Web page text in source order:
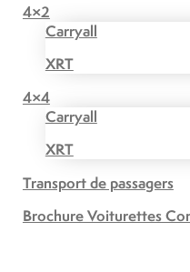
4×2
Carryall
XRT
4×4
Carryall
XRT
Transport de passagers
Brochure Voiturettes